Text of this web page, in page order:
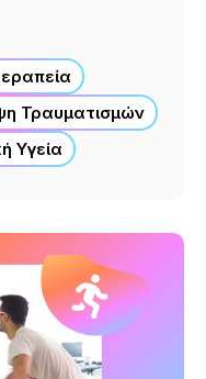
Τραυματισμών
Υγεία